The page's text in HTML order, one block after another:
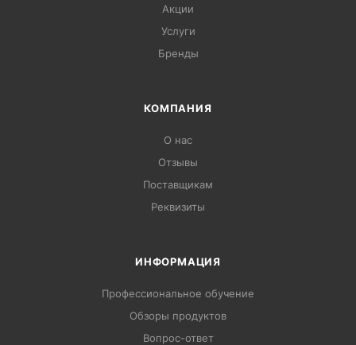
Акции
Услуги
Бренды
КОМПАНИЯ
О нас
Отзывы
Поставщикам
Реквизиты
ИНФОРМАЦИЯ
Профессиональное обучение
Обзоры продуктов
Вопрос-ответ